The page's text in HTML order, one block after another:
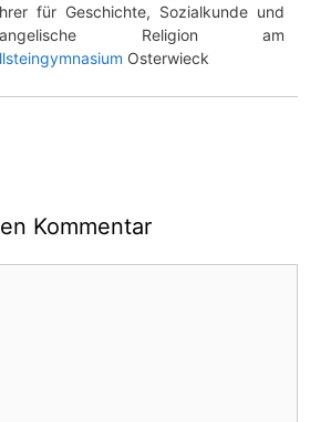
für Geschichte, Sozialkunde und
Religion am
Osterwieck
Kommentar